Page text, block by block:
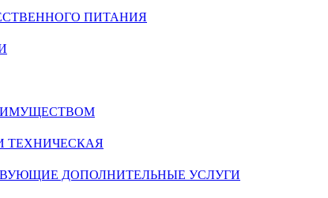
ПИТАНИЯ
ИМУЩЕСТВОМ
ТЕХНИЧЕСКАЯ
ДОПОЛНИТЕЛЬНЫЕ УСЛУГИ